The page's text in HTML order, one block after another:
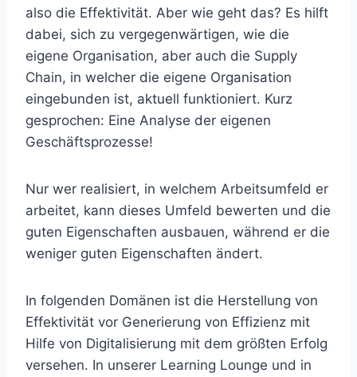
also die Effektivität. Aber wie geht das? Es hilft
dabei, sich zu vergegenwärtigen, wie die
eigene Organisation, aber auch die Supply
Chain, in welcher die eigene Organisation
eingebunden ist, aktuell funktioniert. Kurz
gesprochen: Eine Analyse der eigenen
Geschäftsprozesse!
Nur wer realisiert, in welchem Arbeitsumfeld er
arbeitet, kann dieses Umfeld bewerten und die
guten Eigenschaften ausbauen, während er die
weniger guten Eigenschaften ändert.
In folgenden Domänen ist die Herstellung von
Effektivität vor Generierung von Effizienz mit
Hilfe von Digitalisierung mit dem größten Erfolg
versehen. In unserer Learning Lounge und in